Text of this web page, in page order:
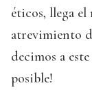
éticos, llega el
atrevimiento
decimos a
posible!